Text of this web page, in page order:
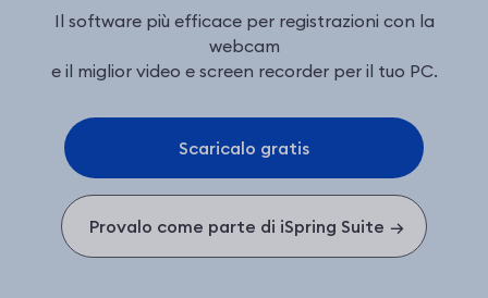
Il software più efficace per registrazioni con la
webcam
e il miglior video e screen recorder per il tuo PC.
Scaricalo gratis
Provalo come parte di iSpring Suite →